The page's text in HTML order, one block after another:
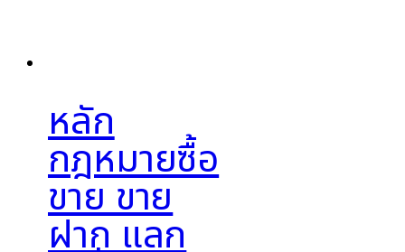
หลัก
กฎหมายซื้อ
ขาย ขาย
ฝาก แลก